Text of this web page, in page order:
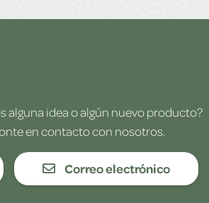
alguna idea o algún nuevo producto?
en contacto con nosotros.
Correo electrónico